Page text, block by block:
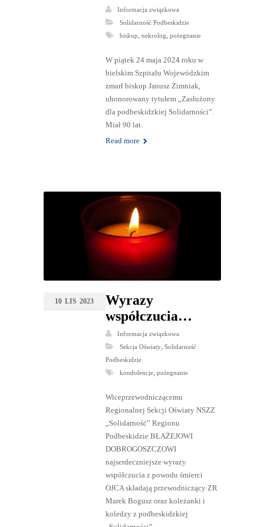
Informacja związkowa
Solidarność Podbeskidzie
biskup, nekrolog, pożegnanie
W piątek 24 maja 2024 roku w
bielskim Szpitalu Wojewódzkim
zmarł biskup Janusz Zimniak,
uhonorowany tytułem „Zasłużony
dla podbeskidzkiej Solidarności”.
Miał 90 lat.
Read more
10 LIS 2023
Wyrazy
współczucia…
Informacja związkowa
Sekcja Oświaty, Solidarność
Podbeskidzie
kondolencje, pożegnanie
Wiceprzewodniczącemu
Regionalnej Sekcji Oświaty NSZZ
„Solidarność” Regionu
Podbeskidzie BŁAŻEJOWI
DOBROGOSZCZOWI
najserdeczniejsze wyrazy
współczucia z powodu śmierci
OJCA składają przewodniczący ZR
Marek Bogusz oraz koleżanki i
koledzy z podbeskidzkiej